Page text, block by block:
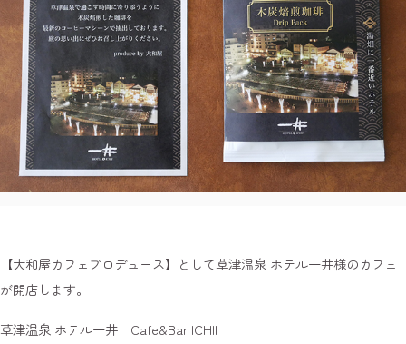
【大和屋カフェプロデュース】として草津温泉 ホテル一井様のカフェ
が開店します。
草津温泉 ホテル一井 Cafe&Bar ICHII